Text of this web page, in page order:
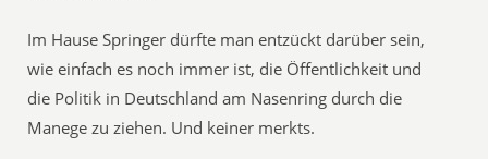
Im Hause Springer dürfte man entzückt darüber sein,
wie einfach es noch immer ist, die Öffentlichkeit und
die Politik in Deutschland am Nasenring durch die
Manege zu ziehen. Und keiner merkts.